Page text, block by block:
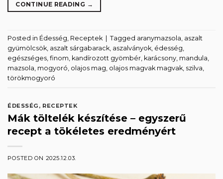
CONTINUE READING →
Posted in Édesség, Receptek Tagged aranymazsola, aszalt
gyümölcsök, aszalt sárgabarack, aszalványok, édesség,
egészséges, finom, kandírozott gyömbér, karácsony, mandula,
mazsola, mogyoró, olajos mag, olajos magvak magvak, szilva,
törökmogyoró
ÉDESSÉG , RECEPTEK
Mák töltelék készítése – egyszerű
recept a tökéletes eredményért
POSTED ON 2025.12.03.